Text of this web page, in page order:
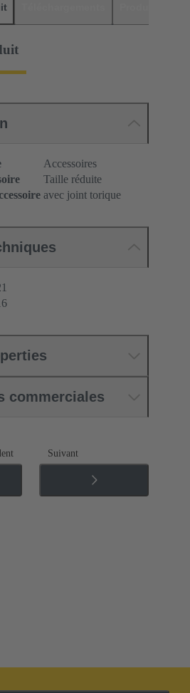
Accessoires
Taille réduite
avec joint torique
commerciales
Suivant